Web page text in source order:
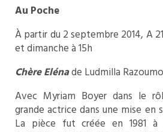
Au Poche
À partir du 2 septembre 2014, A
et dimanche à 15h
Chère Elénade Ludmilla
Avec Myriam Boyer dans le
grande actrice dans une mise en
La pièce fut créée en 1981 à